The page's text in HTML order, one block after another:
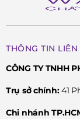
THÔNG TIN LIÊN
CÔNG TY TNHH
Trụ sở chính:41
Chi nhánh